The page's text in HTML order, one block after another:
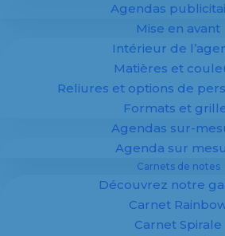
Agendas
Mise en avant
Intérieur de
Matières et
Reliures et options de
Formats et
Agendas sur-
Agenda sur
Carnets de notes
Découvrez notre
Carnet
Carnet Spirale
8 septembre 2016
La rentrée graphique 2016
et demande que l’on boucle